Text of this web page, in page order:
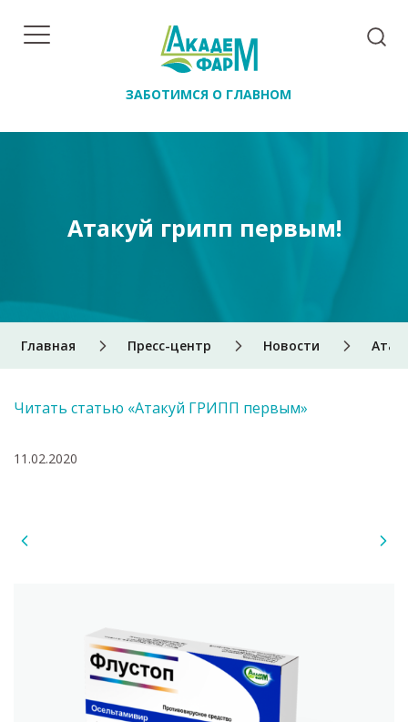
ЗАБОТИМСЯ О ГЛАВНОМ
Главная Пресс-центр Новости
Атакуй грипп первым!
Читать статью «Атакуй ГРИПП первым»
11.02.2020